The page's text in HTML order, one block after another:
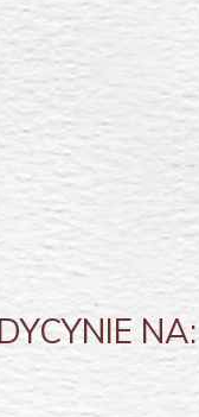
NA: